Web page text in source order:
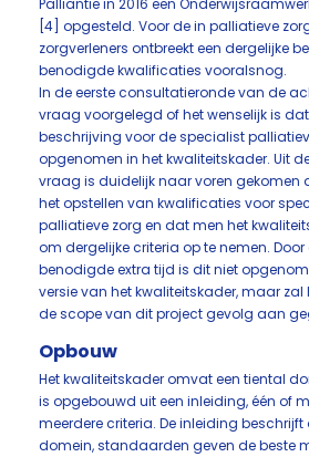
Palliantie in 2016 een
[4] opgesteld. Voor de in palliatieve
zorgverleners ontbreekt een dergelijke
benodigde kwalificaties vooralsnog.
In de eerste consultatieronde van de
vraag voorgelegd of het wenselijk is
beschrijving voor de specialist
opgenomen in het kwaliteitskader. Uit
vraag is duidelijk naar voren gekomen
het opstellen van kwalificaties voor
palliatieve zorg en dat men het
om dergelijke criteria op te nemen. Door
benodigde extra tijd is dit niet
versie van het kwaliteitskader, maar zal
de scope van dit project gevolg aan
Opbouw
Het kwaliteitskader omvat een tiental
is opgebouwd uit een inleiding, één of
meerdere criteria. De inleiding
domein, standaarden geven de beste